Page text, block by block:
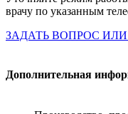
врачу по указанным
ЗАДАТЬ ВОПРОС
Дополнительная